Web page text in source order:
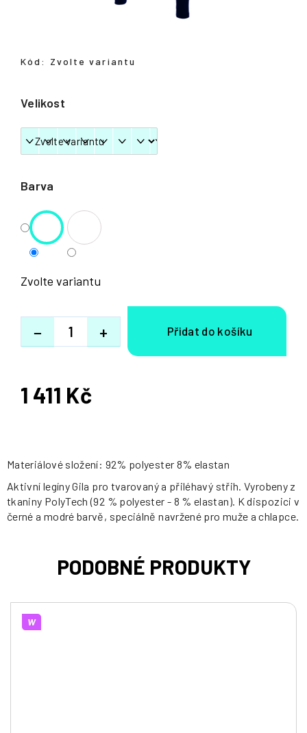
Barva
Velikost
Zvolte variantu
+
−
Kód: Zvolte variantu
1 411 Kč
Měrná
Materiálové složení: 92% polyester 8% elastan
Aktivní legíny Gila pro tvarovaný a přiléhavý střih. Vyrobeny z
tkaniny PolyTech (92 % polyester - 8 % elastan). K dispozici v
černé a modré barvě, speciálně navržené pro muže a chlapce.
W